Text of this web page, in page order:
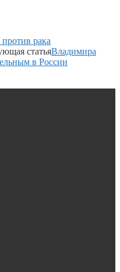
рака
статьяВладимира
в России